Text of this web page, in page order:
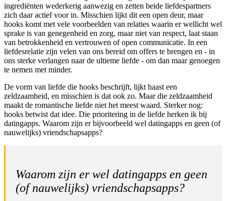
ingrediënten wederkerig aanwezig en zetten beide liefdespartners
zich daar actief voor in. Misschien lijkt dit een open deur, maar
hooks komt met vele voorbeelden van relaties waarin er wellicht wel
sprake is van genegenheid en zorg, maar niet van respect, laat staan
van betrokkenheid en vertrouwen of open communicatie. In een
liefdesrelatie zijn velen van ons bereid om offers te brengen en - in
ons sterke verlangen naar de ultieme liefde - om dan maar genoegen
te nemen met minder.
De vorm van liefde die hooks beschrijft, lijkt haast een
zeldzaamheid, en misschien is dat ook zo. Maar die zeldzaamheid
maakt de romantische liefde niet het meest waard. Sterker nog:
hooks betwist dat idee. Die prioritering in de liefde herken ik bij
datingapps. Waarom zijn er bijvoorbeeld wel datingapps en geen (of
nauwelijks) vriendschapsapps?
Waarom zijn er wel datingapps en geen
(of nauwelijks) vriendschapsapps?